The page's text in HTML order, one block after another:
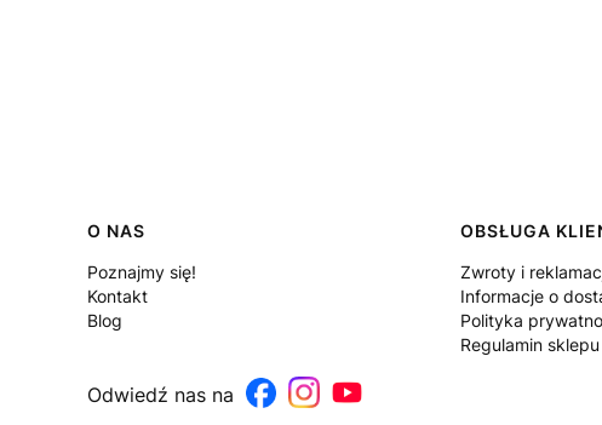
Linki w stopce
O NAS
Poznajmy się!
Kontakt
Blog
OBSŁUGA
Zwroty i
Informacje o
Polityka
Regulamin sklepu
Odwiedź nas na